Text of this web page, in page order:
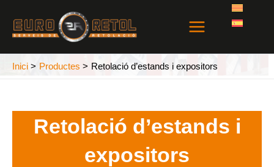
contingut
Menu
Inici Productes Retolació d’estands i expositors
Retolació d’estands i
expositors